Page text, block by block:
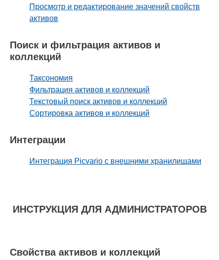
Просмотр и редактирование значений свойств
активов
Поиск и фильтрация активов и
коллекций
Таксономия
Фильтрация активов и коллекций
Текстовый поиск активов и коллекций
Сортировка активов и коллекций
Интеграции
Интеграция Picvario с внешними хранилищами
ИНСТРУКЦИЯ ДЛЯ АДМИНИСТРАТОРОВ
Свойства активов и коллекций